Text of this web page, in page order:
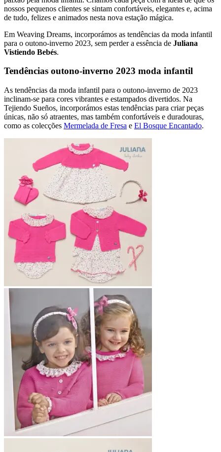
nossos pequenos clientes se sintam confortáveis, elegantes e, acima
de tudo, felizes e animados nesta nova estação mágica.
Em Weaving Dreams, incorporámos as tendências da moda infantil
para o outono-inverno 2023, sem perder a essência de Juliana
Vistiendo Bebés.
Tendências outono-inverno 2023 moda infantil
As tendências da moda infantil para o outono-inverno de 2023
inclinam-se para cores vibrantes e estampados divertidos. Na
Tejiendo Sueños, incorporámos estas tendências para criar peças
únicas, não só atraentes, mas também confortáveis e duradouras,
como as colecções Mermelada de Fresa e El Bosque Encantado.